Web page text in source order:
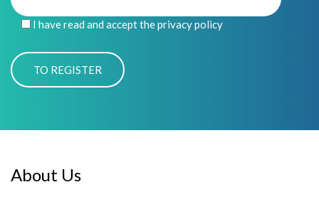
I have read and accept the privacy policy
About Us